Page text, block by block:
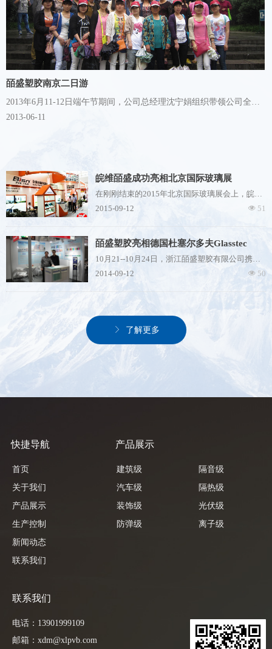
皕盛塑胶南京二日游
2013年6月11-12日端午节期间，公司总经理沈宁娟组织带领公司全体
员工及家属去南京中山陵、夫子庙、秦淮河等国家级风景名胜景点旅
2013-06-11
皖维皕盛成功亮相北京国际玻璃展
在刚刚结束的2015年北京国际玻璃展会上，皖维
皕盛新材料有限责任公司首次亮相，获得广泛关
皖维皕盛新材料有限责任公司，是皖维集团公司
与浙江皕盛塑胶有限公司共同出资成立的子公
司。公司专业生产PVB中间膜，是以PVB树脂为
原料制造的用于安全夹层玻璃的新型材料，对提
高玻璃的安全、隔音、节能和吸收太阳紫外线等
筑玻璃幕墙、防弹玻璃等领域，市场前景广阔。
넶 51
2015-09-12
皕盛塑胶亮相德国杜塞尔多夫Glasstec
2014
10月21--10月24日，浙江皕盛塑胶有限公司携产
品研发总工程师、外贸销售人员以及公司的最新
会，与世界各国参展商见面。
넶 50
2014-09-12
ꁕ 了解更多
首页
关于我们
产品展示
生产控制
新闻动态
联系我们
快捷导航 产品展示
建筑级
汽车级
装饰级
防弹级
隔音级
隔热级
光伏级
离子级
联系我们
电话：13901999109
邮箱：xdm@xlpvb.com